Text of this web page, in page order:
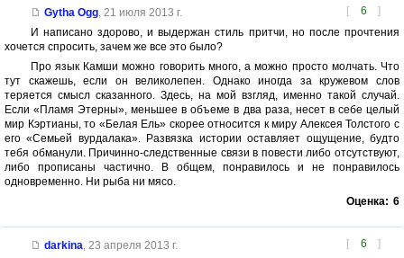
[ 6 ]
Gytha Ogg, 21 июля 2013 г.
И написано здорово, и выдержан стиль притчи, но после прочтения
хочется спросить, зачем же все это было?
Про язык Камши можно говорить много, а можно просто молчать. Что
тут скажешь, если он великолепен. Однако иногда за кружевом слов
теряется смысл сказанного. Здесь, на мой взгляд, именно такой случай.
Если «Пламя Этерны», меньшее в объеме в два раза, несет в себе целый
мир Кэртианы, то «Белая Ель» скорее относится к миру Алексея Толстого с
его «Семьей вурдалака». Развязка истории оставляет ощущение, будто
тебя обманули. Причинно-следственные связи в повести либо отсутствуют,
либо прописаны частично. В общем, понравилось и не понравилось
одновременно. Ни рыба ни мясо.
Оценка: 6
[ 6 ]
darkina, 23 апреля 2013 г.